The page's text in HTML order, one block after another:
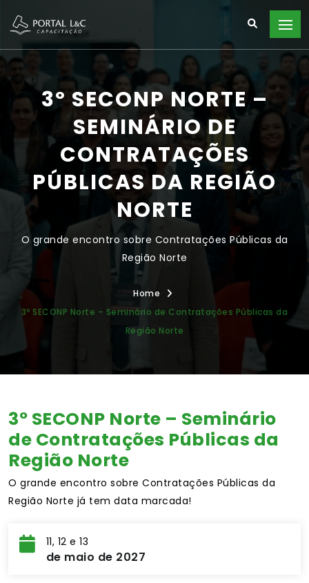
3º SECONP NORTE –
SEMINÁRIO DE
CONTRATAÇÕES
PÚBLICAS DA REGIÃO
NORTE
O grande encontro sobre Contratações Públicas da
Região Norte
Home
3º SECONP Norte – Seminário de Contratações Públicas da
Região Norte
3º SECONP Norte – Seminário
de Contratações Públicas da
Região Norte
O grande encontro sobre Contratações Públicas da
Região Norte já tem data marcada!
11, 12 e 13
de maio de 2027